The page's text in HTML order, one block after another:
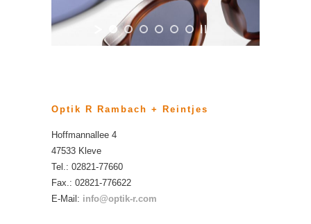
Optik R Rambach + Reintjes
Hoffmannallee 4
47533 Kleve
Tel.: 02821-77660
Fax.: 02821-776622
E-Mail: info@optik-r.com